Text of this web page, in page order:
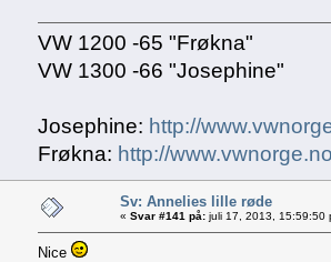
VW 1200 -65 "Frøkna"
VW 1300 -66 "Josephine"
Josephine: http://
Frøkna: http://
Sv: Annelies lille røde
« Svar #141 på: juli 17, 2013, 15:59:50
Nice